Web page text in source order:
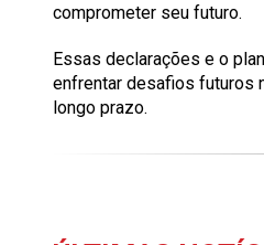
comprometer seu futuro.
Essas declarações e o
enfrentar desafios futuros
longo prazo.